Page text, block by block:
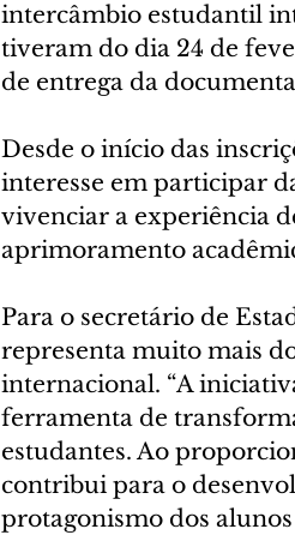
intercâmbio estudantil
tiveram do dia 24 de
de entrega da
Desde o início das
interesse em participar
vivenciar a experiência
aprimoramento
Para o secretário de
representa muito mais
internacional. “A
ferramenta de
estudantes. Ao
contribui para o
protagonismo dos